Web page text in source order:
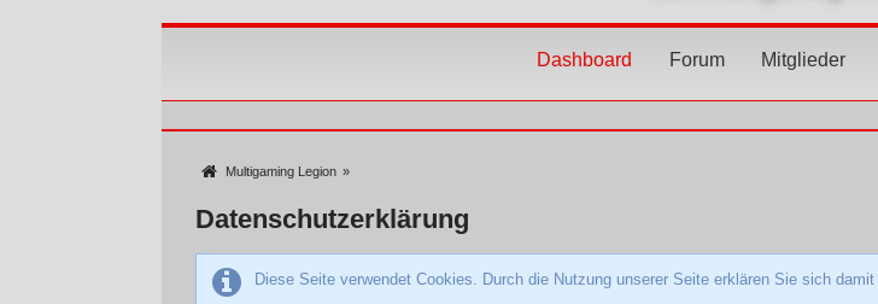
Dashboard Forum Mitglieder
Multigaming Legion »
Datenschutzerklärung
Diese Seite verwendet Cookies. Durch die Nutzung unserer Seite erklären Sie sich